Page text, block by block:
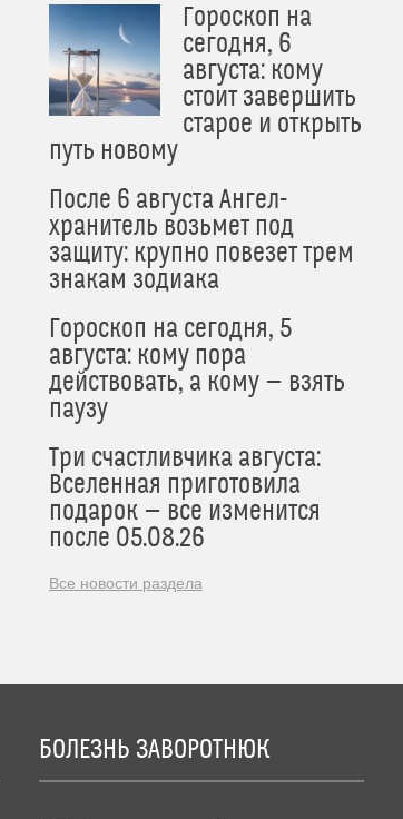
Гороскоп на
сегодня, 6
августа: кому
стоит завершить
старое и открыть
путь новому
После 6 августа Ангел-
хранитель возьмет под
защиту: крупно повезет трем
знакам зодиака
Гороскоп на сегодня, 5
августа: кому пора
действовать, а кому — взять
паузу
Три счастливчика августа:
Вселенная приготовила
подарок — все изменится
после 05.08.26
Все новости раздела
БОЛЕЗНЬ ЗАВОРОТНЮК